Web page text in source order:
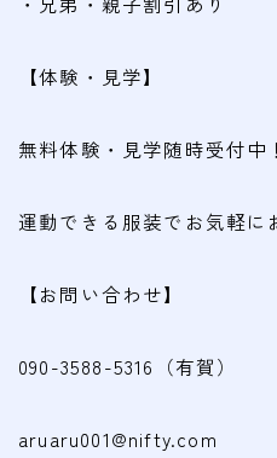
【体験・見学】
無料体験・見学随時受付中！
運動できる服装でお気軽に
【お問い合わせ】
090-3588-5316（有賀）
aruaru001@nifty.com